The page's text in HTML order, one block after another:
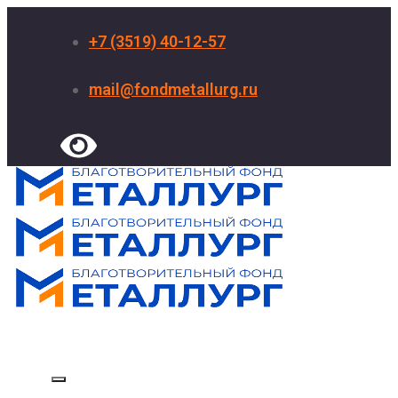
+7 (3519) 40-12-57
mail@fondmetallurg.ru